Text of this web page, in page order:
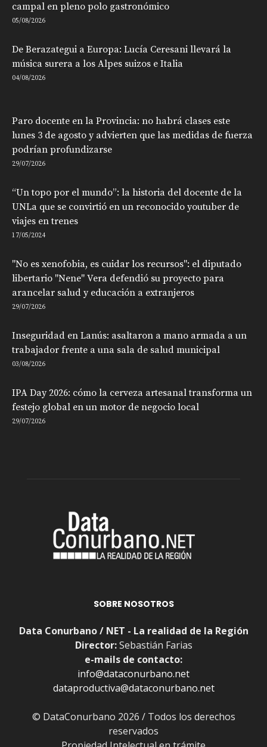
campal en pleno polo gastronómico
05/08/2026
De Berazategui a Europa: Lucía Ceresani llevará la
música surera a los Alpes suizos e Italia
04/08/2026
Paro docente en la Provincia: no habrá clases este
lunes 3 de agosto y advierten que las medidas de fuerza
podrían profundizarse
29/07/2026
“Un topo por el mundo”: la historia del docente de la
UNLa que se convirtió en un reconocido youtuber de
viajes en trenes
17/05/2024
"No es xenofobia, es cuidar los recursos": el diputado
libertario "Nene" Vera defendió su proyecto para
arancelar salud y educación a extranjeros
29/07/2026
Inseguridad en Lanús: asaltaron a mano armada a un
trabajador frente a una sala de salud municipal
03/08/2026
IPA Day 2026: cómo la cerveza artesanal transforma un
festejo global en un motor de negocio local
29/07/2026
SOBRE NOSOTROS
Data Conurbano / NET - La realidad de la Región
Director:Sebastián Farias
e-mails de contacto:
info@dataconurbano.net
dataproductiva@dataconurbano.net
© DataConurbano 2026 / Todos los derechos
reservados